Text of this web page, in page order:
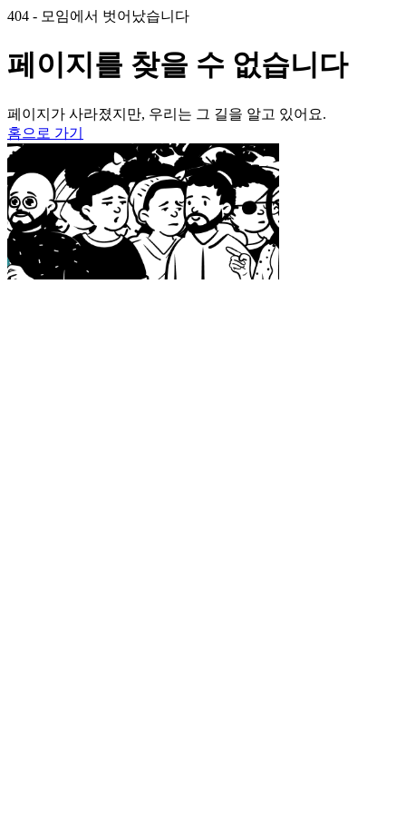
404 - 모임에서 벗어났습니다
페이지를 찾을 수 없습니다
페이지가 사라졌지만, 우리는 그 길을 알고 있어요.
홈으로 가기